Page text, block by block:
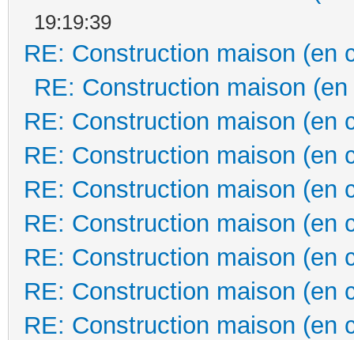
19:19:39
RE: Construction maison (en
RE: Construction maison
RE: Construction maison (en
RE: Construction maison (en
RE: Construction maison (en
RE: Construction maison (en
RE: Construction maison (en
RE: Construction maison (en
RE: Construction maison (en